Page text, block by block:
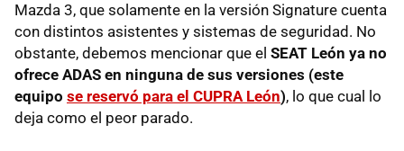
Mazda 3, que solamente en la versión Signature cuenta
con distintos asistentes y sistemas de seguridad. No
obstante, debemos mencionar que el SEAT León ya no
ofrece ADAS en ninguna de sus versiones (este
equipo se reservó para el CUPRA León), lo que cual lo
deja como el peor parado.